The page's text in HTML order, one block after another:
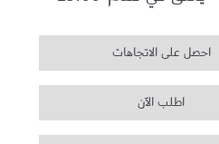
احصل على الاتجاهات
اطلب الآن